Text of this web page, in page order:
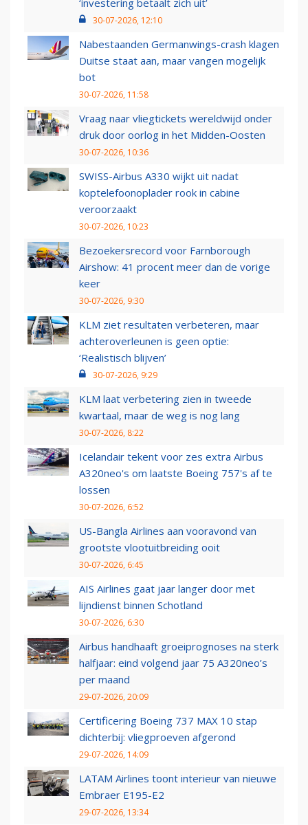
‘investering betaalt zich uit’
30-07-2026, 12:10
Nabestaanden Germanwings-crash klagen
Duitse staat aan, maar vangen mogelijk
bot
30-07-2026, 11:58
Vraag naar vliegtickets wereldwijd onder
druk door oorlog in het Midden-Oosten
30-07-2026, 10:36
SWISS-Airbus A330 wijkt uit nadat
koptelefoonoplader rook in cabine
veroorzaakt
30-07-2026, 10:23
Bezoekersrecord voor Farnborough
Airshow: 41 procent meer dan de vorige
keer
30-07-2026, 9:30
KLM ziet resultaten verbeteren, maar
achteroverleunen is geen optie:
‘Realistisch blijven’
30-07-2026, 9:29
KLM laat verbetering zien in tweede
kwartaal, maar de weg is nog lang
30-07-2026, 8:22
Icelandair tekent voor zes extra Airbus
A320neo's om laatste Boeing 757's af te
lossen
30-07-2026, 6:52
US-Bangla Airlines aan vooravond van
grootste vlootuitbreiding ooit
30-07-2026, 6:45
AIS Airlines gaat jaar langer door met
lijndienst binnen Schotland
30-07-2026, 6:30
Airbus handhaaft groeiprognoses na sterk
halfjaar: eind volgend jaar 75 A320neo’s
per maand
29-07-2026, 20:09
Certificering Boeing 737 MAX 10 stap
dichterbij: vliegproeven afgerond
29-07-2026, 14:09
LATAM Airlines toont interieur van nieuwe
Embraer E195-E2
29-07-2026, 13:34